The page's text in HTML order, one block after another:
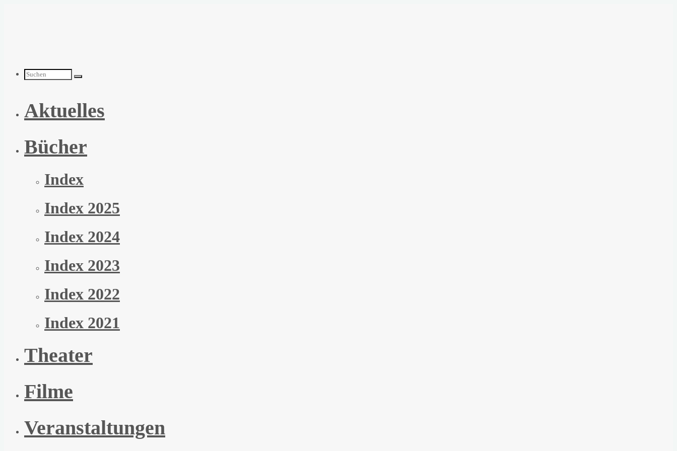
Suchen
nach:
Aktuelles
Bücher
Index
Index 2025
Index 2024
Index 2023
Index 2022
Index 2021
Theater
Filme
Veranstaltungen